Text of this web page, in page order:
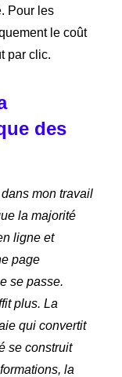
Pour les
le coût
par clic.
des
mon travail
la majorité
ligne et
page
se passe.
plus. La
qui convertit
se construit
la